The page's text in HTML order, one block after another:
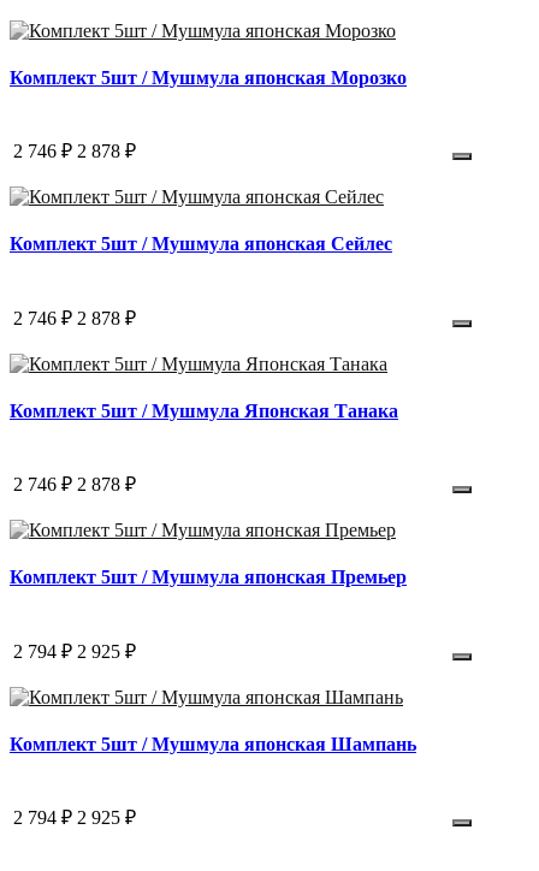
Комплект 5шт / Мушмула японская Морозко
2 746 ₽ 2 878 ₽
Комплект 5шт / Мушмула японская Сейлес
2 746 ₽ 2 878 ₽
Комплект 5шт / Мушмула Японская Танака
2 746 ₽ 2 878 ₽
Комплект 5шт / Мушмула японская Премьер
2 794 ₽ 2 925 ₽
Комплект 5шт / Мушмула японская Шампань
2 794 ₽ 2 925 ₽